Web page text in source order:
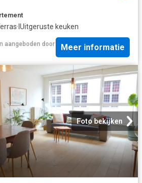
· IUitgeruste keuken
aangeboden door
Meer informatie
Foto bekijken